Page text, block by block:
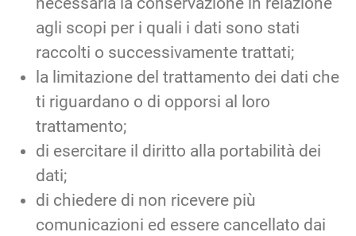
agli scopi per i quali i dati sono stati
raccolti o successivamente trattati;
la limitazione del trattamento dei dati che
ti riguardano o di opporsi al loro
trattamento;
di esercitare il diritto alla portabilità dei
dati;
di chiedere di non ricevere più
comunicazioni ed essere cancellato dai